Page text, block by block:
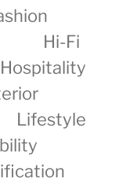
Hi-Fi
Hospitality
Lifestyle